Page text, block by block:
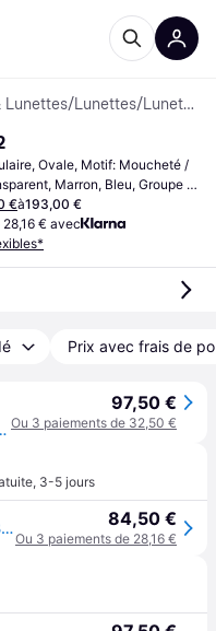
Lunettes/Lunettes/ Lunettes
Ovale, Motif: Moucheté /
Marron, Bleu, Groupe
Matériau du Cadre:
€à193,00 €
€ avec
Prix avec frais de
- Brun - Taille: 50 MM
97,50 €
Ou 3 paiements de 32,50 €
, 3-5 jours
Ray-Ban Elliot RX 5397 (2012) - RB 5397 2012 84,50 €
Ou 3 paiements de 28,16 €